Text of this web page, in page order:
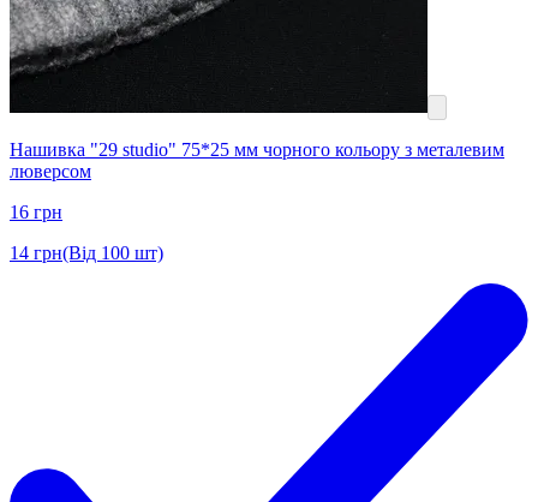
Нашивка "29 studio" 75*25 мм чорного кольору з металевим
люверсом
16 грн
14 грн(Від 100 шт)